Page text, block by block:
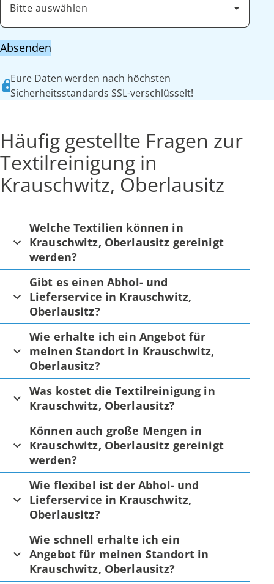
Bitte auswählen
Absenden
Eure Daten werden nach höchsten
Sicherheitsstandards SSL-verschlüsselt!
Häufig gestellte Fragen zur
Textilreinigung in
Krauschwitz, Oberlausitz
Welche Textilien können in
Krauschwitz, Oberlausitz gereinigt
werden?
Gibt es einen Abhol- und
Lieferservice in Krauschwitz,
Oberlausitz?
Wie erhalte ich ein Angebot für
meinen Standort in Krauschwitz,
Oberlausitz?
Was kostet die Textilreinigung in
Krauschwitz, Oberlausitz?
Können auch große Mengen in
Krauschwitz, Oberlausitz gereinigt
werden?
Wie flexibel ist der Abhol- und
Lieferservice in Krauschwitz,
Oberlausitz?
Wie schnell erhalte ich ein
Angebot für meinen Standort in
Krauschwitz, Oberlausitz?